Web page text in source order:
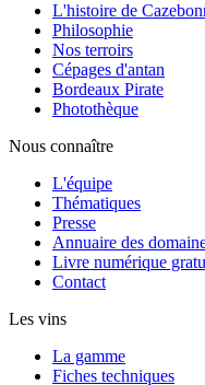
L'histoire de
Philosophie
Nos terroirs
Cépages d'antan
Bordeaux Pirate
Photothèque
Nous connaître
L'équipe
Thématiques
Presse
Annuaire des
Livre numérique
Contact
Les vins
La gamme
Fiches techniques